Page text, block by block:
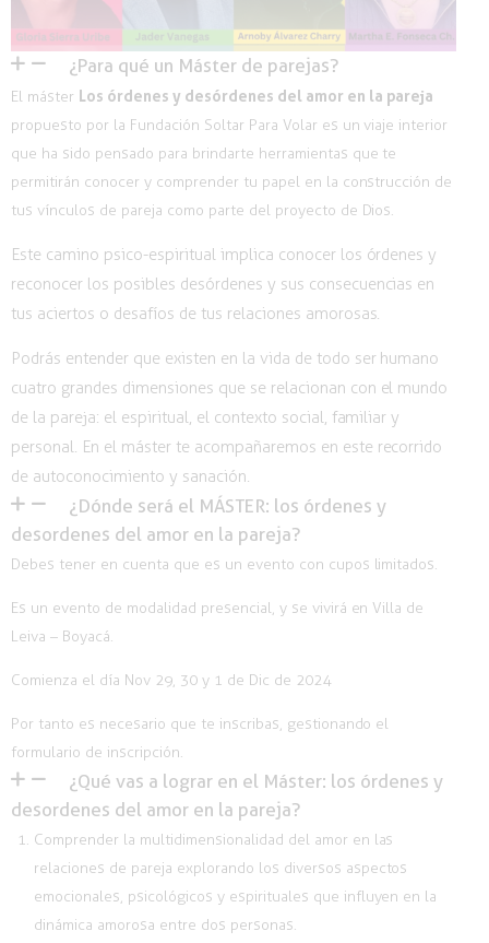
¿Para qué un Máster de parejas?
El máster Los órdenes y desórdenes del amor en la pareja
propuesto por la Fundación Soltar Para Volar es un viaje interior
que ha sido pensado para brindarte herramientas que te
permitirán conocer y comprender tu papel en la construcción de
tus vínculos de pareja como parte del proyecto de Dios.
Este camino psico-espiritual implica conocer los órdenes y
reconocer los posibles desórdenes y sus consecuencias en
tus aciertos o desafíos de tus relaciones amorosas.
Podrás entender que existen en la vida de todo ser humano
cuatro grandes dimensiones que se relacionan con el mundo
de la pareja: el espiritual, el contexto social, familiar y
personal. En el máster te acompañaremos en este recorrido
de autoconocimiento y sanación.
¿Dónde será el MÁSTER: los órdenes y
desordenes del amor en la pareja?
Debes tener en cuenta que es un evento con cupos limitados.
Es un evento de modalidad presencial, y se vivirá en Villa de
Leiva – Boyacá.
Comienza el día Nov 29, 30 y 1 de Dic de 2024
Por tanto es necesario que te inscribas, gestionando el
formulario de inscripción.
¿Qué vas a lograr en el Máster: los órdenes y
desordenes del amor en la pareja?
Comprender la multidimensionalidad del amor en las
relaciones de pareja explorando los diversos aspectos
emocionales, psicológicos y espirituales que influyen en la
dinámica amorosa entre dos personas.